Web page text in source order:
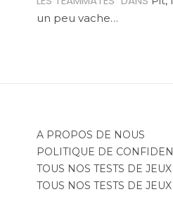
un peu vache…
A PROPOS DE NOUS
POLITIQUE DE
TOUS NOS TESTS DE
TOUS NOS TESTS DE